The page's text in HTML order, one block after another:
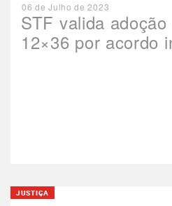
STF valida
12×36 por acordo
06 de Julho de 2023
JUSTIÇA